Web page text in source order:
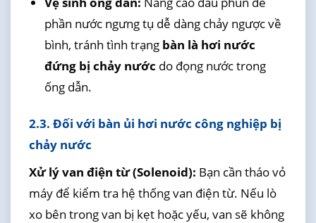
phần nước ngưng tụ dễ dàng chảy ngược về
bình, tránh tình trạng bàn là hơi nước
đứng bị chảy nước do đọng nước trong
ống dẫn.
2.3. Đối với bàn ủi hơi nước công nghiệp bị
chảy nước
Xử lý van điện từ (Solenoid): Bạn cần tháo vỏ
máy để kiểm tra hệ thống van điện từ. Nếu lò
xo bên trong van bị kẹt hoặc yếu, van sẽ không